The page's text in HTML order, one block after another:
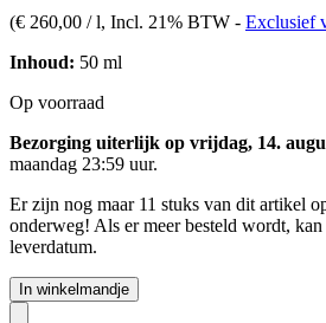
(€ 260,00 / l, Incl. 21% BTW - Exclusief
Inhoud: 50 ml
Op voorraad
Bezorging uiterlijk op vrijdag, 14.
maandag 23:59 uur.
Er zijn nog maar 11 stuks van dit artikel
onderweg! Als er meer besteld wordt,
leverdatum.
In winkelmandje